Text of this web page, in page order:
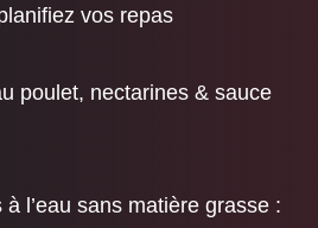
vos repas
poulet, nectarines & sauce
l’eau sans matière grasse :